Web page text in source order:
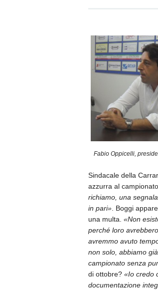
Fabio Oppicelli,
Sindacale della
azzurra al
richiamo, una
in pari». Boggi
una multa. «Non
perché loro
avremmo avuto
non solo, abbiamo
campionato senza
di ottobre? «Io credo
documentazione